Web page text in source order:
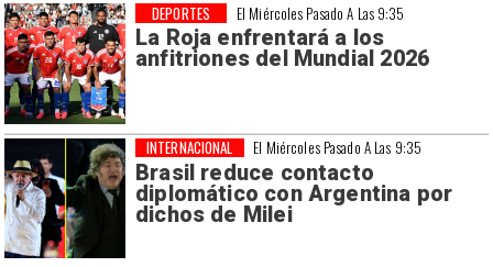
El Miércoles Pasado A Las 9:35
La Roja enfrentará a los
anfitriones del Mundial 2026
DEPORTES
El Miércoles Pasado A Las 9:35
Brasil reduce contacto
diplomático con Argentina por
dichos de Milei
INTERNACIONAL